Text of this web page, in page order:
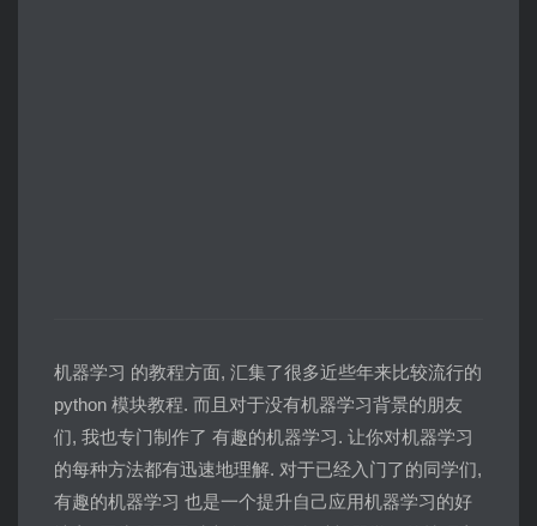
机器学习 的教程方面, 汇集了很多近些年来比较流行的
python 模块教程. 而且对于没有机器学习背景的朋友
们, 我也专门制作了 有趣的机器学习. 让你对机器学习
的每种方法都有迅速地理解. 对于已经入门了的同学们,
有趣的机器学习 也是一个提升自己应用机器学习的好